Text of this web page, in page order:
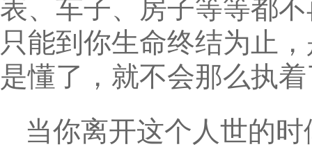
表、车子、房子等等都
只能到你生命终结为止
是懂了，就不会那么执
当你离开这个人世的